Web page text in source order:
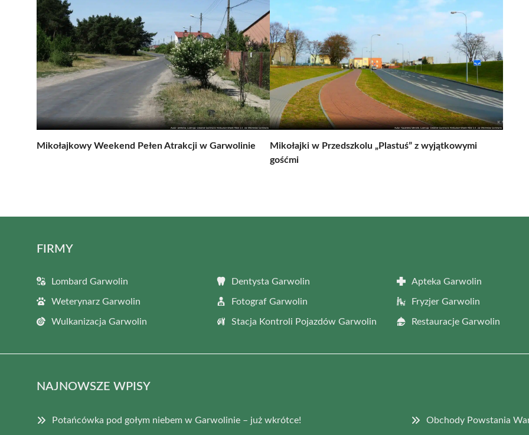
Mikołajkowy Weekend Pełen Atrakcji w Garwolinie
Mikołajki w Przedszkolu „Plastuś” z wyjątkowymi
gośćmi
FIRMY
Lombard Garwolin Dentysta Garwolin Apteka Garwolin
Weterynarz Garwolin Fotograf Garwolin Fryzjer Garwolin
Wulkanizacja Garwolin Stacja Kontroli Pojazdów Garwolin Restauracje Garwolin
NAJNOWSZE WPISY
Potańcówka pod gołym niebem w Garwolinie – już wkrótce! Obchody Powstania